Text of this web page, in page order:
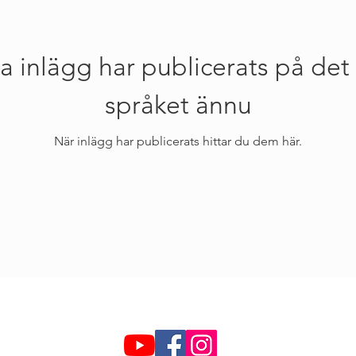
inlägg har publicerats på det
språket ännu
När inlägg har publicerats hittar du dem här.